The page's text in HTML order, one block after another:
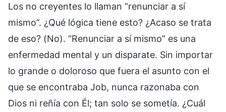
Los no creyentes lo llaman “renunciar a sí
mismo”. ¿Qué lógica tiene esto? ¿Acaso se trata
de eso? (No). “Renunciar a sí mismo” es una
enfermedad mental y un disparate. Sin importar
lo grande o doloroso que fuera el asunto con el
que se encontraba Job, nunca razonaba con
Dios ni reñía con Él; tan solo se sometía. ¿Cuál